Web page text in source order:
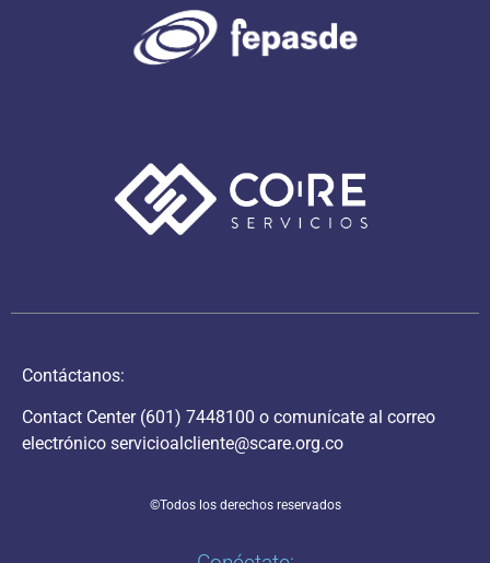
Contáctanos:
Contact Center (601) 7448100 o comunícate al correo
electrónico servicioalcliente@scare.org.co
©Todos los derechos reservados